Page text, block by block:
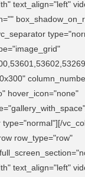
text_align="left"
hover_icon="none"
type="normal"][/
row_type="row"
text_align="left"